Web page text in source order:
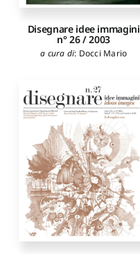
Disegnare idee immagini
n° 26 / 2003
a cura di: Docci Mario